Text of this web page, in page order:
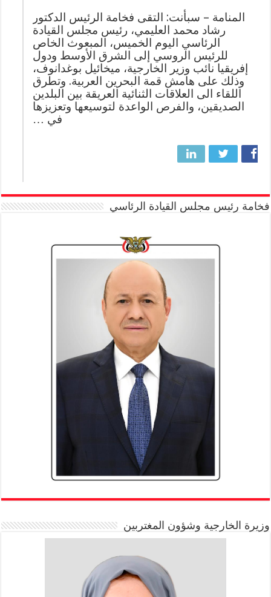
المنامة – سبأنت: التقى فخامة الرئيس الدكتور
رشاد محمد العليمي، رئيس مجلس القيادة
الرئاسي اليوم الخميس، المبعوث الخاص
للرئيس الروسي إلى الشرق الأوسط ودول
إفريقيا نائب وزير الخارجية، ميخائيل بوغدانوف،
وذلك على هامش قمة البحرين العربية. وتطرق
اللقاء الى العلاقات الثنائية العريقة بين البلدين
الصديقين، والفرص الواعدة لتوسيعها وتعزيزها
في …
فخامة رئيس مجلس القيادة الرئاسي
وزيرة الخارجية وشؤون المغتربين